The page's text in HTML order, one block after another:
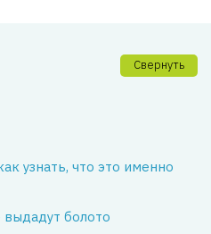
Свернуть
узнать, что это именно
болото